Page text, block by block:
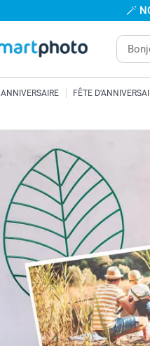
🪄
ANNIVERSAIRE FÊTE